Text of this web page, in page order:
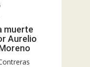
muerte
Aurelio